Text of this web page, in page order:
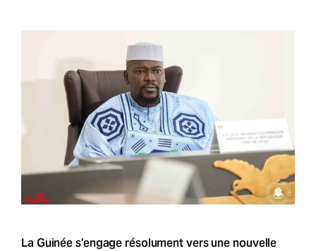
La Guinée s’engage résolument vers une nouvelle